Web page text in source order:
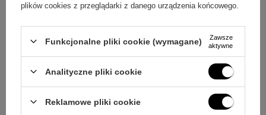
plików cookies z przeglądarki z danego urządzenia końcowego.
Funkcjonalne pliki cookie (wymagane)
Zawsze
aktywne
Analityczne pliki cookie
Reklamowe pliki cookie